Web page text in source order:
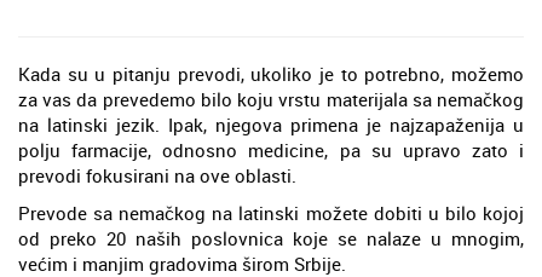
Kada su u pitanju prevodi, ukoliko je to potrebno, možemo
za vas da prevedemo bilo koju vrstu materijala sa nemačkog
na latinski jezik. Ipak, njegova primena je najzapaženija u
polju farmacije, odnosno medicine, pa su upravo zato i
prevodi fokusirani na ove oblasti.
Prevode sa nemačkog na latinski možete dobiti u bilo kojoj
od preko 20 naših poslovnica koje se nalaze u mnogim,
većim i manjim gradovima širom Srbije.